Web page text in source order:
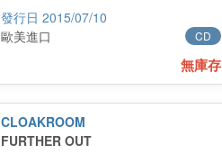
2015/07/10
CD
歐美進口
無庫存
CLOAKROOM
FURTHER OUT